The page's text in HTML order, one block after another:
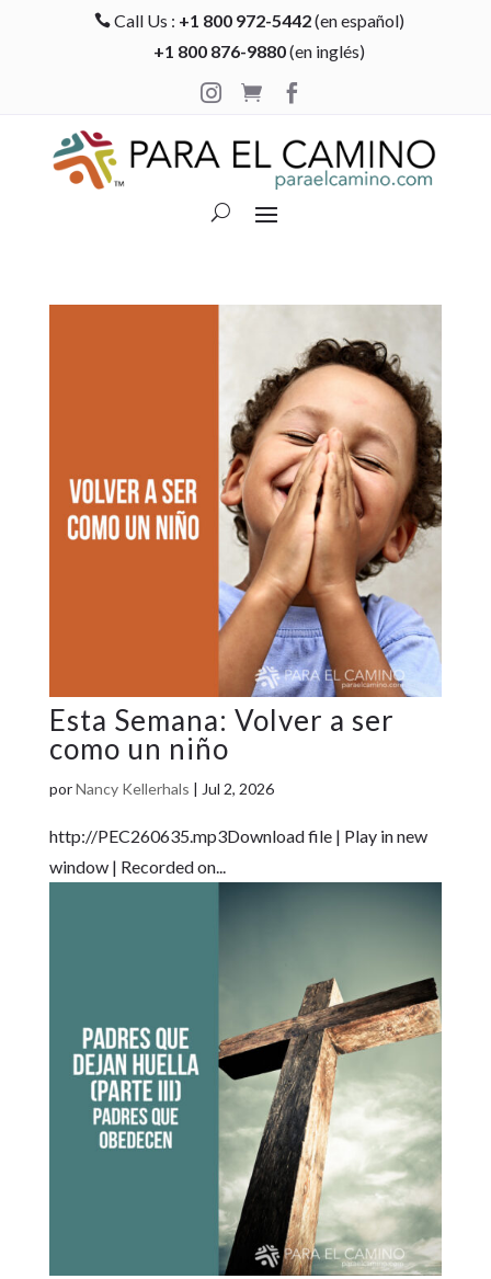
 Call Us : +1 800 972-5442(en español)
+1 800 876-9880(en inglés)

 
Volver a ser
como un niño
porNancy Kellerhals | Jul 2, 2026
http://PEC260635.mp3Download file | Play in new
window | Recorded on...